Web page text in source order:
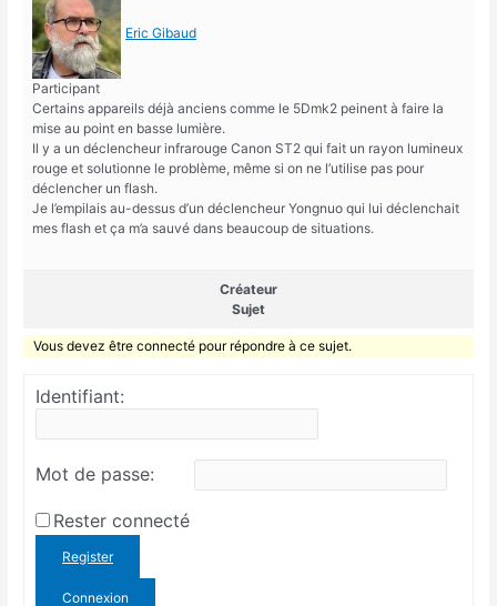
Eric Gibaud
Participant
Certains appareils déjà anciens comme le 5Dmk2 peinent à faire la
mise au point en basse lumière.
Il y a un déclencheur infrarouge Canon ST2 qui fait un rayon lumineux
rouge et solutionne le problème, même si on ne l’utilise pas pour
déclencher un flash.
Je l’empilais au-dessus d’un déclencheur Yongnuo qui lui déclenchait
mes flash et ça m’a sauvé dans beaucoup de situations.
Créateur
Sujet
Vous devez être connecté pour répondre à ce sujet.
Identifiant:
Mot de passe:
Rester connecté
Register
Connexion